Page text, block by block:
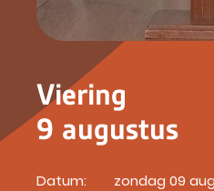
Viering
9 augustus
Datum:
zondag 09